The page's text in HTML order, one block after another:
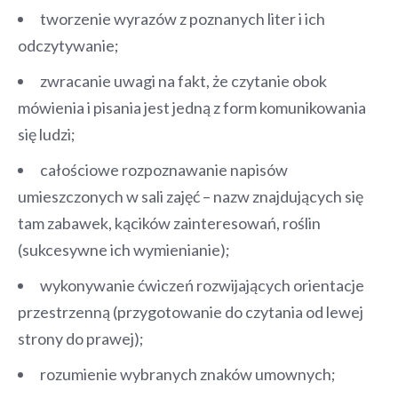
tworzenie wyrazów z poznanych liter i ich
odczytywanie;
zwracanie uwagi na fakt, że czytanie obok
mówienia i pisania jest jedną z form komunikowania
się ludzi;
całościowe rozpoznawanie napisów
umieszczonych w sali zajęć – nazw znajdujących się
tam zabawek, kącików zainteresowań, roślin
(sukcesywne ich wymienianie);
wykonywanie ćwiczeń rozwijających orientacje
przestrzenną (przygotowanie do czytania od lewej
strony do prawej);
rozumienie wybranych znaków umownych;